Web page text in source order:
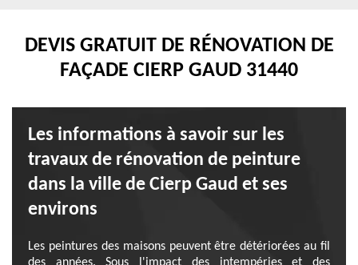
DEVIS GRATUIT DE RÉNOVATION DE
FAÇADE CIERP GAUD 31440
Les informations à savoir sur les
travaux de rénovation de peinture
dans la ville de Cierp Gaud et ses
environs
Les peintures des maisons peuvent être détériorées au fil